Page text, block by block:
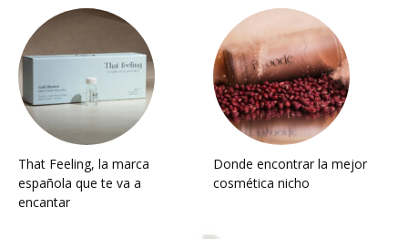
That Feeling, la marca
española que te va a
encantar
Donde encontrar la mejor
cosmética nicho